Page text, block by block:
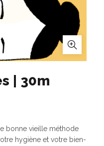
| 30m
bonne vieille méthode
hygiène et votre bien-